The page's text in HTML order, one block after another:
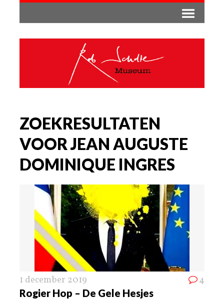
ZOEKRESULTATEN
VOOR JEAN AUGUSTE
DOMINIQUE INGRES
1 december 2019 4
Rogier Hop – De Gele Hesjes